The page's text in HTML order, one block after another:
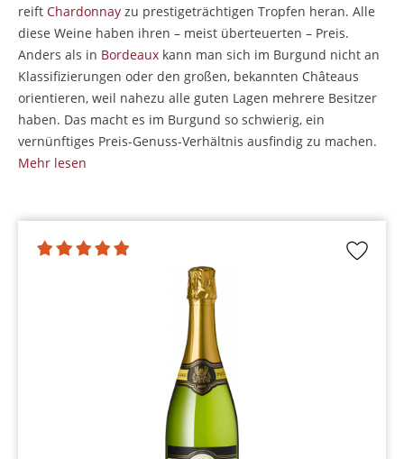
reift Chardonnay zu prestigeträchtigen Tropfen heran. Alle
diese Weine haben ihren – meist überteuerten – Preis.
Anders als in Bordeaux kann man sich im Burgund nicht an
Klassifizierungen oder den großen, bekannten Châteaus
orientieren, weil nahezu alle guten Lagen mehrere Besitzer
haben. Das macht es im Burgund so schwierig, ein
vernünftiges Preis-Genuss-Verhältnis ausfindig zu machen.
Mehr lesen